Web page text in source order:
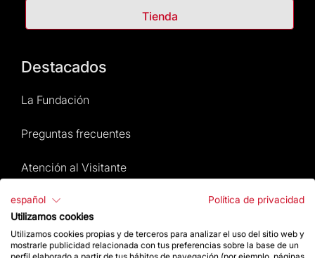
Tienda
Destacados
La Fundación
Preguntas frecuentes
Atención al Visitante
Normativa y condiciones de compra
Noticias y Actualidad
español
Política de privacidad
Utilizamos cookies
Utilizamos cookies propias y de terceros para analizar el uso del sitio web y
mostrarle publicidad relacionada con tus preferencias sobre la base de un